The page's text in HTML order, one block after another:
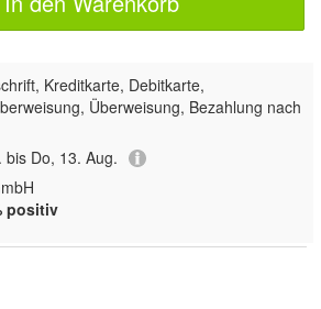
Kreditkarte, Debitkarte,
Überweisung, Bezahlung nach
bis Do, 13. Aug.
positiv